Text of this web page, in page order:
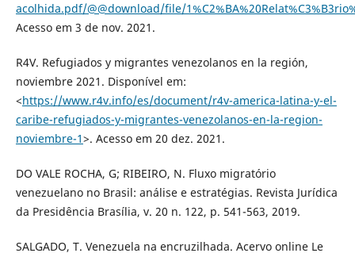
acolhida.pdf/@@download/file/
Acesso em 3 de nov. 2021.
R4V. Refugiados y migrantes venezolanos en la región,
noviembre 2021. Disponível em:
<https://www.r4v.info/es/document/r4v-america-latina-y-el-
caribe-refugiados-y-migrantes-venezolanos-en-la-region-
noviembre-1>. Acesso em 20 dez. 2021.
DO VALE ROCHA, G; RIBEIRO, N. Fluxo migratório
venezuelano no Brasil: análise e estratégias. Revista Jurídica
da Presidência Brasília, v. 20 n. 122, p. 541-563, 2019.
SALGADO, T. Venezuela na encruzilhada. Acervo online Le